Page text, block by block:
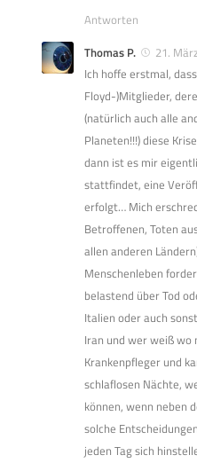
Antworten
Thomas P.
21.
Ich hoffe erstmal,
Floyd-)Mitglieder,
(natürlich auch alle
Planeten!!!) diese
dann ist es mir
stattfindet, eine
erfolgt… Mich
Betroffenen, Toten
allen anderen
Menschenleben
belastend über Tod
Italien oder auch
Iran und wer weiß wo
Krankenpfleger und
schlaflosen Nächte,
können, wenn neben
solche
jeden Tag sich